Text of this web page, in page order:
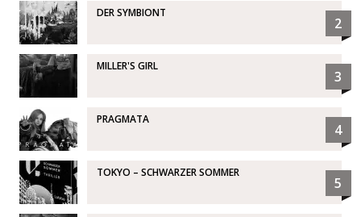
DER SYMBIONT
2
MILLER'S GIRL
3
PRAGMATA
4
TOKYO – SCHWARZER SOMMER
5